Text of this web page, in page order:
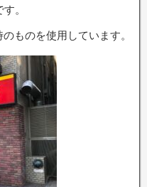
。
ものを使用しています。